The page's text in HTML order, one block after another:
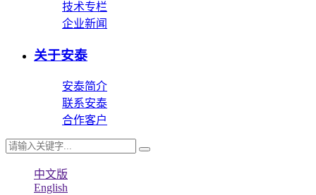
技术专栏
企业新闻
关于安泰
安泰简介
联系安泰
合作客户
中文版
English